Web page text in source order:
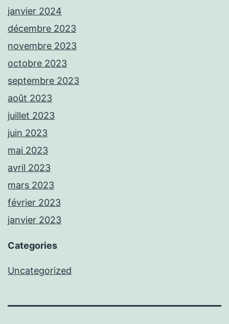
janvier 2024
décembre 2023
novembre 2023
octobre 2023
septembre 2023
août 2023
juillet 2023
juin 2023
mai 2023
avril 2023
mars 2023
février 2023
janvier 2023
Categories
Uncategorized